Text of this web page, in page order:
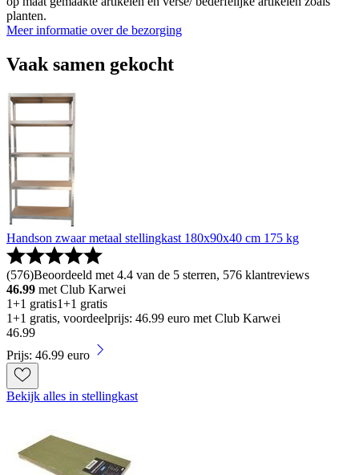
planten.
Meer informatie over de bezorging
Vaak samen gekocht
Handson zwaar metaal stellingkast 180x90x40 cm 175 kg
(576)Beoordeeld met 4.4 van de 5 sterren, 576 klantreviews
46.99 met Club Karwei
1+1 gratis1+1 gratis
1+1 gratis, voordeelprijs: 46.99 euro met Club Karwei
46.99
Prijs: 46.99 euro
Bekijk alles in stellingkast